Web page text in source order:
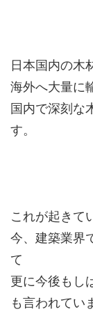
日本国内の木
海外へ大量に
国内で深刻な
す。
これが起きて
今、建築業界
て
更に今後もし
も言われてい